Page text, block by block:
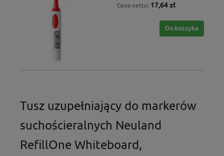
Cena netto: 17,64 zł
Do koszyka
Tusz uzupełniający do markerów
suchościeralnych Neuland
RefillOne Whiteboard,